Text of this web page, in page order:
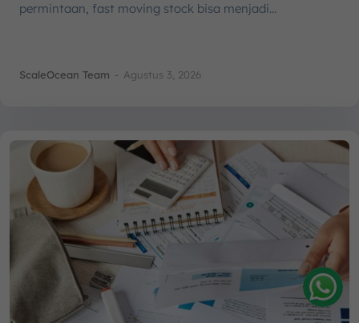
permintaan, fast moving stock bisa menjadi...
ScaleOcean Team - Agustus 3, 2026
Amelia